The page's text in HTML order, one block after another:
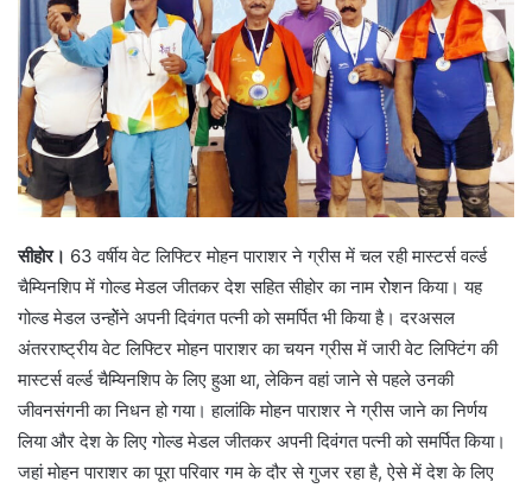
सीहोर। 63 वर्षीय वेट लिफ्टिर मोहन पाराशर ने ग्रीस में चल रही मास्टर्स वर्ल्ड
चैम्यिनशिप में गोल्ड मेडल जीतकर देश सहित सीहोर का नाम रोेशन किया। यह
गोल्ड मेडल उन्होेंने अपनी दिवंगत पत्नी को समर्पित भी किया है। दरअसल
अंतरराष्ट्रीय वेट लिफ्टिर मोहन पाराशर का चयन ग्रीस में जारी वेट लिफ्टिंग की
मास्टर्स वर्ल्ड चैम्यिनशिप के लिए हुआ था, लेकिन वहां जाने से पहले उनकी
जीवनसंगनी का निधन हो गया। हालांकि मोहन पाराशर ने ग्रीस जाने का निर्णय
लिया और देश के लिए गोल्ड मेडल जीतकर अपनी दिवंगत पत्नी को समर्पित किया।
जहां मोहन पाराशर का पूरा परिवार गम के दौर से गुजर रहा है, ऐसे में देश के लिए